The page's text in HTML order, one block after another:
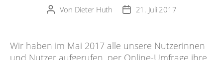
Beitragsautor
Von Dieter Huth Veröffentlichungsdatum
21. Juli 2017
Wir haben im Mai 2017 alle unsere Nutzerinnen
und Nutzer aufgerufen, per Online-Umfrage ihre